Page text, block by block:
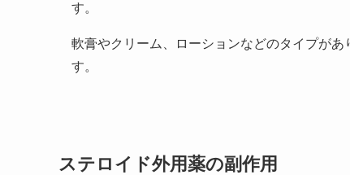
す。
軟膏やクリーム、ローションなどのタイプが
す。
ステロイド外用薬の副作用